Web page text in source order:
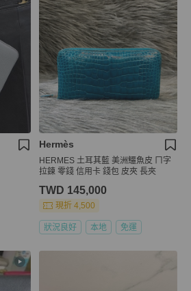
Hermès
HERMES 土耳其藍 美洲鱷魚皮 ㄇ字
拉鍊 零錢 信用卡 錢包 皮夾 長夾
TWD 145,000
現折 4,500
狀況良好 本地 免運